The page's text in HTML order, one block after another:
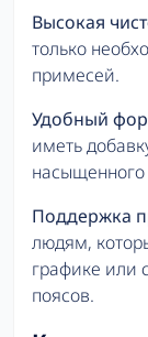
Высокая
только
примесей.
Удобный
иметь
насыщенного
Поддержка
людям,
графике или
поясов.